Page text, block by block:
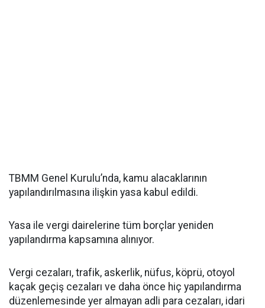
TBMM Genel Kurulu’nda, kamu alacaklarının
yapılandırılmasına ilişkin yasa kabul edildi.
Yasa ile vergi dairelerine tüm borçlar yeniden
yapılandırma kapsamına alınıyor.
Vergi cezaları, trafik, askerlik, nüfus, köprü, otoyol
kaçak geçiş cezaları ve daha önce hiç yapılandırma
düzenlemesinde yer almayan adli para cezaları, idari